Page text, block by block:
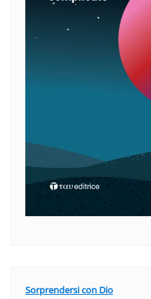
Sorprendersi con Dio